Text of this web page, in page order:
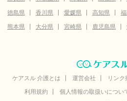
徳島県
香川県 愛媛県 高知県
熊本県
大分県 宮崎県 鹿児島県
ケアスル 介護とは 運営会社 リン
利用規約
個人情報の取扱いについ